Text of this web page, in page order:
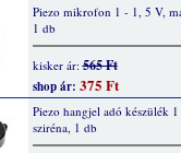
Piezo mikrofon 1 - 1, 5 V,
1 db
kisker ár:565 Ft
shop ár: 375 Ft
Piezo hangjel adó készülék
sziréna, 1 db